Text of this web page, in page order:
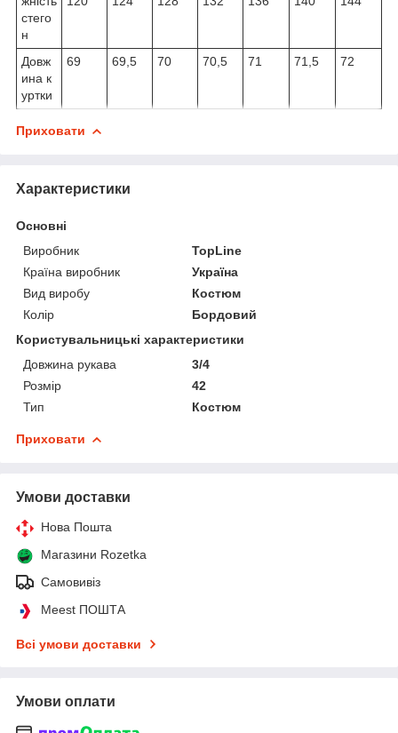
стего
н
Довж
ина к
уртки
69 69,5 70 70,5 71 71,5 72
Приховати
Характеристики
Основні
Виробник
TopLine
Країна виробник
Україна
Вид виробу
Костюм
Колір
Бордовий
Користувальницькі характеристики
Довжина рукава
3/4
Розмір
42
Тип
Костюм
Приховати
Умови доставки
Нова Пошта
Магазини Rozetka
Самовивіз
Meest ПОШТА
Всі умови доставки
Умови оплати